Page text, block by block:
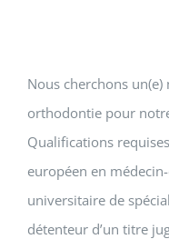
Nous cherchons un(e)
orthodontie pour
Qualifications
européen en
universitaire de
détenteur d’un titre